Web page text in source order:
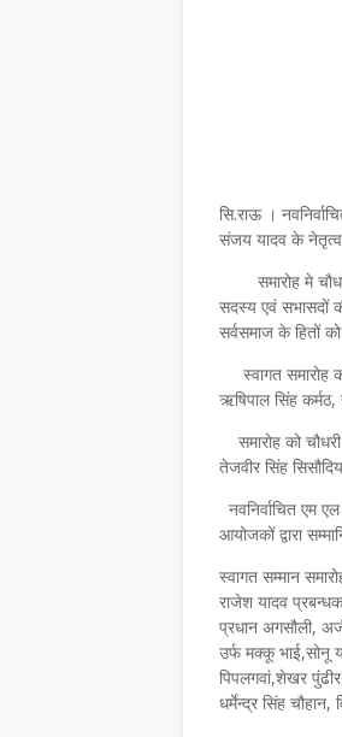
सि.राऊ ।
संजय यादव के नेतृत्व
समारोह मे
सदस्य एवं सभासदों
सर्वसमाज के हितों
स्वागत समारोह
ऋषिपाल सिंह
समारोह को
तेजवीर सिंह
नवनिर्वाचित एम
आयोजकों द्वारा
स्वागत सम्मान
राजेश यादव
प्रधान अगसौली,
उर्फ मक्कू भाई,सोनू
पिपलगवां,शेखर
धर्मेन्द्र सिंह चौहान,